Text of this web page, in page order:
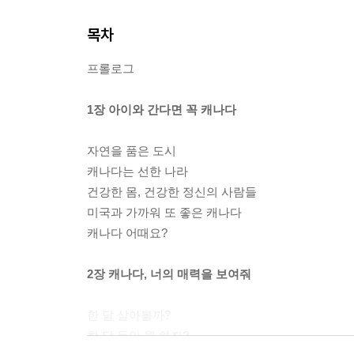
목차
프롤로그
1장 아이와 간다면 꼭 캐나다
자연을 품은 도시
캐나다는 선한 나라
건강한 몸, 건강한 정신의 사람들
미국과 가까워 또 좋은 캐나다
캐나다 어때요?
2장 캐나다, 너의 매력을 보여줘
한 달 동안 뭘 하지?